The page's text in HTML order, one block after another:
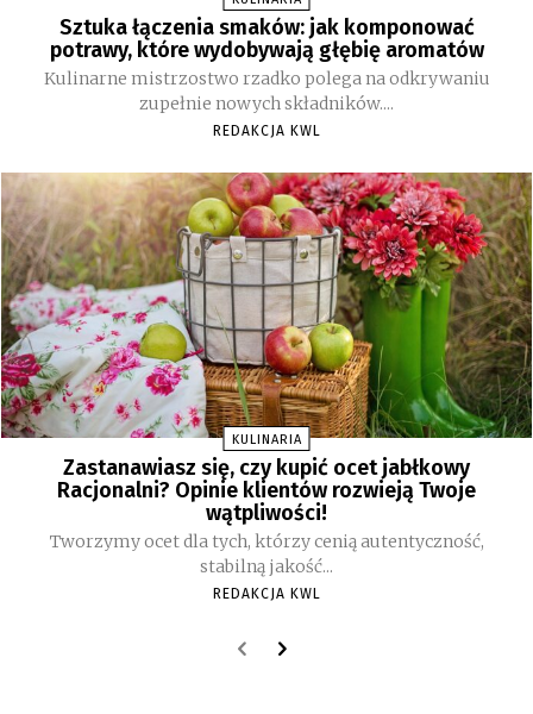
Sztuka łączenia smaków: jak komponować
potrawy, które wydobywają głębię aromatów
Kulinarne mistrzostwo rzadko polega na odkrywaniu
zupełnie nowych składników....
REDAKCJA KWL
KULINARIA
Zastanawiasz się, czy kupić ocet jabłkowy
Racjonalni? Opinie klientów rozwieją Twoje
wątpliwości!
Tworzymy ocet dla tych, którzy cenią autentyczność,
stabilną jakość...
REDAKCJA KWL